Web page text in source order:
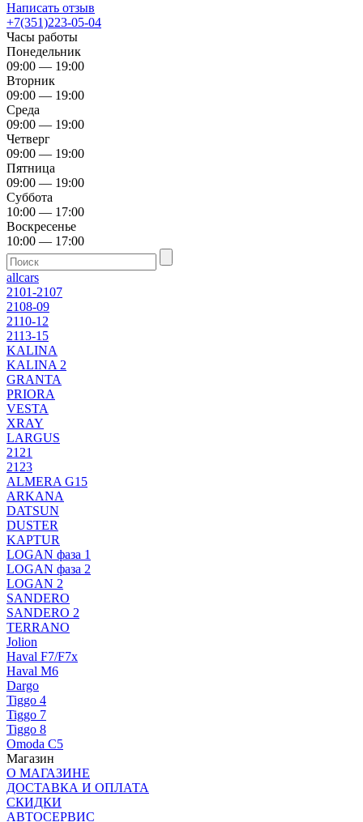
Написать отзыв
+7(351)223-05-04
Часы работы
Понедельник
09:00 — 19:00
Вторник
09:00 — 19:00
Среда
09:00 — 19:00
Четверг
09:00 — 19:00
Пятница
09:00 — 19:00
Суббота
10:00 — 17:00
Воскресенье
10:00 — 17:00
allcars
2101-2107
2108-09
2110-12
2113-15
KALINA
KALINA 2
GRANTA
PRIORA
VESTA
XRAY
LARGUS
2121
2123
ALMERA G15
ARKANA
DATSUN
DUSTER
KAPTUR
LOGAN фаза 1
LOGAN фаза 2
LOGAN 2
SANDERO
SANDERO 2
TERRANO
Jolion
Haval F7/F7x
Haval M6
Dargo
Tiggo 4
Tiggo 7
Tiggo 8
Omoda C5
Магазин
О МАГАЗИНЕ
ДОСТАВКА И ОПЛАТА
СКИДКИ
АВТОСЕРВИС